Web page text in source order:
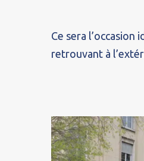
Ce sera l’occasion
retrouvant à